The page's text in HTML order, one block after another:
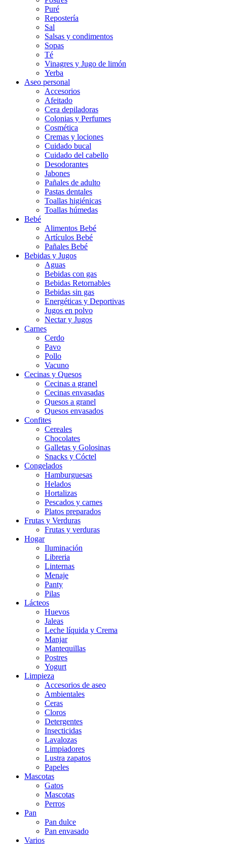
Puré
Repostería
Sal
Salsas y condimentos
Sopas
Té
Vinagres y Jugo de limón
Yerba
Aseo personal
Accesorios
Afeitado
Cera depiladoras
Colonias y Perfumes
Cosmética
Cremas y lociones
Cuidado bucal
Cuidado del cabello
Desodorantes
Jabones
Pañales de adulto
Pastas dentales
Toallas higiénicas
Toallas húmedas
Bebé
Alimentos Bebé
Artículos Bebé
Pañales Bebé
Bebidas y Jugos
Aguas
Bebidas con gas
Bebidas Retornables
Bebidas sin gas
Energéticas y Deportivas
Jugos en polvo
Nectar y Jugos
Carnes
Cerdo
Pavo
Pollo
Vacuno
Cecinas y Quesos
Cecinas a granel
Cecinas envasadas
Quesos a granel
Quesos envasados
Confites
Cereales
Chocolates
Galletas y Golosinas
Snacks y Cóctel
Congelados
Hamburguesas
Helados
Hortalizas
Pescados y carnes
Platos preparados
Frutas y Verduras
Frutas y verduras
Hogar
Iluminación
Libreria
Linternas
Menaje
Panty
Pilas
Lácteos
Huevos
Jaleas
Leche líquida y Crema
Manjar
Mantequillas
Postres
Yogurt
Limpieza
Accesorios de aseo
Ambientales
Ceras
Cloros
Detergentes
Insecticidas
Lavalozas
Limpiadores
Lustra zapatos
Papeles
Mascotas
Gatos
Mascotas
Perros
Pan
Pan dulce
Pan envasado
Varios